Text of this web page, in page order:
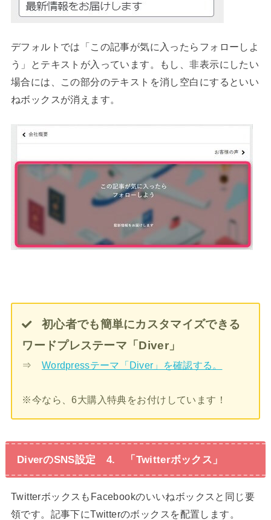
デフォルトでは「この記事が気に入ったらフォローしよ
う」とテキストが入っています。もし、非表示にしたい
場合には、この部分のテキストを消し空白にするといい
ねボックスが消えます。
初心者でも簡単にカスタマイズできる
ワードプレステーマ「Diver」
⇒ Wordpressテーマ「Diver」を確認する。
※今なら、6大購入特典をお付けしています！
DiverのSNS設定 4. 「Twitterボックス」
TwitterボックスもFacebookのいいねボックスと同じ要
領です。記事下にTwitterのボックスを配置します。